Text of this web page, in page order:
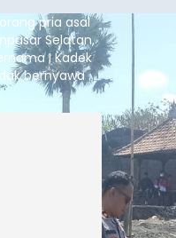
dan juga
lantai ke